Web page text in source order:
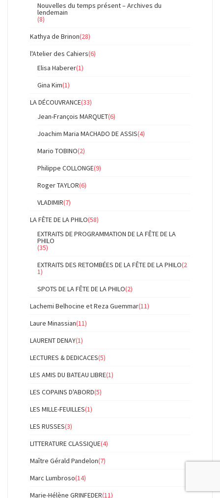
Nouvelles du temps présent – Archives du
lendemain
(8)
Kathya de Brinon(28)
l'Atelier des Cahiers(6)
Elisa Haberer(1)
Gina Kim(1)
LA DÉCOUVRANCE(33)
Jean-François MARQUET(6)
Joachim Maria MACHADO DE ASSIS(4)
Mario TOBINO(2)
Philippe COLLONGE(9)
Roger TAYLOR(6)
VLADIMIR(7)
LA FÊTE DE LA PHILO(58)
EXTRAITS DE PROGRAMMATION DE LA FÊTE DE LA
PHILO
(35)
EXTRAITS DES RETOMBÉES DE LA FÊTE DE LA PHILO(2
1)
SPOTS DE LA FÊTE DE LA PHILO(2)
Lachemi Belhocine et Reza Guemmar(11)
Laure Minassian(11)
LAURENT DENAY(1)
LECTURES & DEDICACES(5)
LES AMIS DU BATEAU LIBRE(1)
LES COPAINS D'ABORD(5)
LES MILLE-FEUILLES(1)
LES RUSSES(3)
LITTERATURE CLASSIQUE(4)
Maître Gérald Pandelon(7)
Marc Lumbroso(14)
Marie-Hélène GRINFEDER(11)